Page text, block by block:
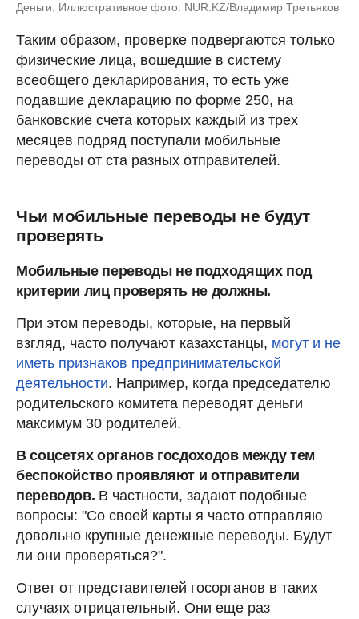
Деньги. Иллюстративное фото: NUR.KZ/Владимир Третьяков
Таким образом, проверке подвергаются только
физические лица, вошедшие в систему
всеобщего декларирования, то есть уже
подавшие декларацию по форме 250, на
банковские счета которых каждый из трех
месяцев подряд поступали мобильные
переводы от ста разных отправителей.
Чьи мобильные переводы не будут
проверять
Мобильные переводы не подходящих под
критерии лиц проверять не должны.
При этом переводы, которые, на первый
взгляд, часто получают казахстанцы, могут и не
иметь признаков предпринимательской
деятельности. Например, когда председателю
родительского комитета переводят деньги
максимум 30 родителей.
В соцсетях органов госдоходов между тем
беспокойство проявляют и отправители
переводов. В частности, задают подобные
вопросы: "Со своей карты я часто отправляю
довольно крупные денежные переводы. Будут
ли они проверяться?".
Ответ от представителей госорганов в таких
случаях отрицательный. Они еще раз